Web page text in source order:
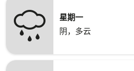
星期一
阴，多云